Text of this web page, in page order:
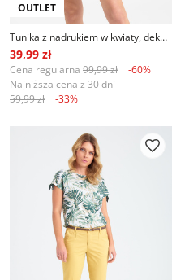
OUTLET
Tunika z nadrukiem w kwiaty, dekolt carmen
39,99 zł
Cena regularna 99,99 zł
-60%
Najniższa cena z 30 dni
59,99 zł
-33%